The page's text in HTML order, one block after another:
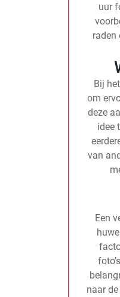
uur
raden
Bij
om
deze
idee
van
Een
naar